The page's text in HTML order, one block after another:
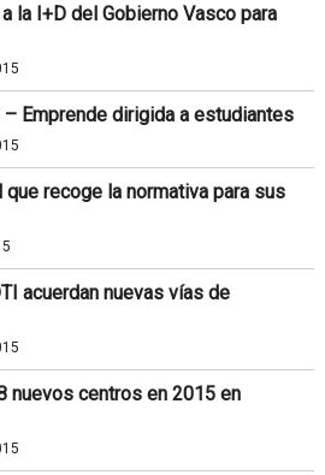
la I+D del Gobierno Vasco para
– Emprende dirigida a estudiantes
que recoge la normativa para sus
acuerdan nuevas vías de
nuevos centros en 2015 en